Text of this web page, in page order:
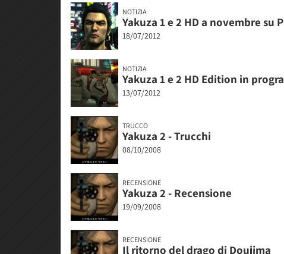
NOTIZIA
Yakuza 1 e 2 HD a novembre su
18/07/2012
NOTIZIA
Yakuza 1 e 2 HD Edition in
13/07/2012
TRUCCO
Yakuza 2 - Trucchi
08/10/2008
RECENSIONE
Yakuza 2 - Recensione
19/09/2008
RECENSIONE
Il ritorno del drago di Doujima